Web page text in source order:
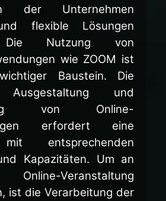
der Unternehmen
flexible Lösungen
Die Nutzung von
wie ZOOM ist
Baustein. Die
Ausgestaltung und
von Online-
erfordert eine
entsprechenden
Kapazitäten. Um an
Veranstaltung
ist die Verarbeitung der